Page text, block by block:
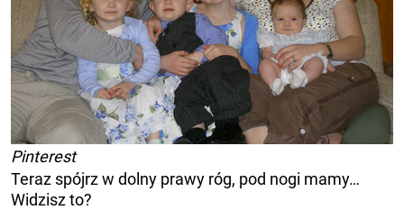
Pinterest
Teraz spójrz w dolny prawy róg, pod nogi mamy…
Widzisz to?